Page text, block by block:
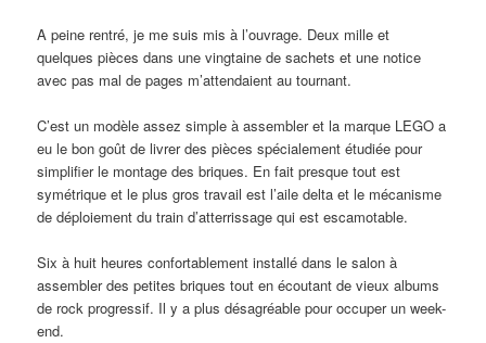
A peine rentré, je me suis mis à l’ouvrage. Deux mille et
quelques pièces dans une vingtaine de sachets et une notice
avec pas mal de pages m’attendaient au tournant.
C’est un modèle assez simple à assembler et la marque LEGO a
eu le bon goût de livrer des pièces spécialement étudiée pour
simplifier le montage des briques. En fait presque tout est
symétrique et le plus gros travail est l’aile delta et le mécanisme
de déploiement du train d’atterrissage qui est escamotable.
Six à huit heures confortablement installé dans le salon à
assembler des petites briques tout en écoutant de vieux albums
de rock progressif. Il y a plus désagréable pour occuper un week-
end.